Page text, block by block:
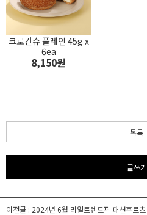
크로칸슈 플레인 45g x
6ea
8,150원
목록
글쓰기
이전글 : 2024년 6월 리얼트렌드픽 패션후르츠